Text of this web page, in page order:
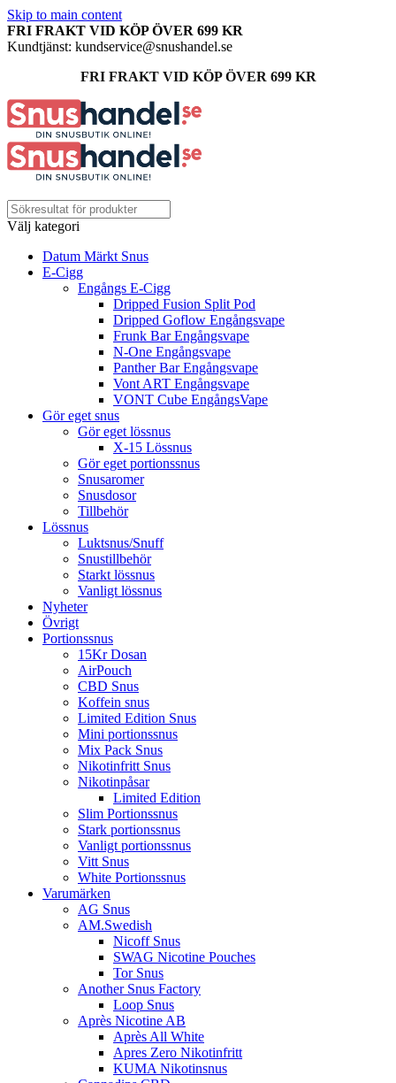
Skip to main content
FRI FRAKT VID KÖP ÖVER 699 KR
Kundtjänst: kundservice@snushandel.se
FRI FRAKT VID KÖP ÖVER 699 KR
Välj kategori
Datum Märkt Snus
E-Cigg
Engångs E-Cigg
Dripped Fusion Split Pod
Dripped Goflow Engångsvape
Frunk Bar Engångsvape
N-One Engångsvape
Panther Bar Engångsvape
Vont ART Engångsvape
VONT Cube EngångsVape
Gör eget snus
Gör eget lössnus
X-15 Lössnus
Gör eget portionssnus
Snusaromer
Snusdosor
Tillbehör
Lössnus
Luktsnus/Snuff
Snustillbehör
Starkt lössnus
Vanligt lössnus
Nyheter
Övrigt
Portionssnus
15Kr Dosan
AirPouch
CBD Snus
Koffein snus
Limited Edition Snus
Mini portionssnus
Mix Pack Snus
Nikotinfritt Snus
Nikotinpåsar
Limited Edition
Slim Portionssnus
Stark portionssnus
Vanligt portionssnus
Vitt Snus
White Portionssnus
Varumärken
AG Snus
AM.Swedish
Nicoff Snus
SWAG Nicotine Pouches
Tor Snus
Another Snus Factory
Loop Snus
Après Nicotine AB
Après All White
Apres Zero Nikotinfritt
KUMA Nikotinsnus